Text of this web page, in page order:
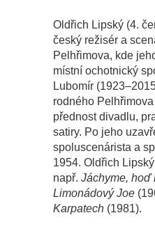
Oldřich Lipský (4.
český režisér a
Pelhřimova, kde
místní ochotnický
Lubomír
rodného
přednost divadlu,
satiry. Po jeho
spoluscenárista a
1954. Oldřich
např. Jáchyme, hoď
Limonádový Joe
Karpatech (1981).